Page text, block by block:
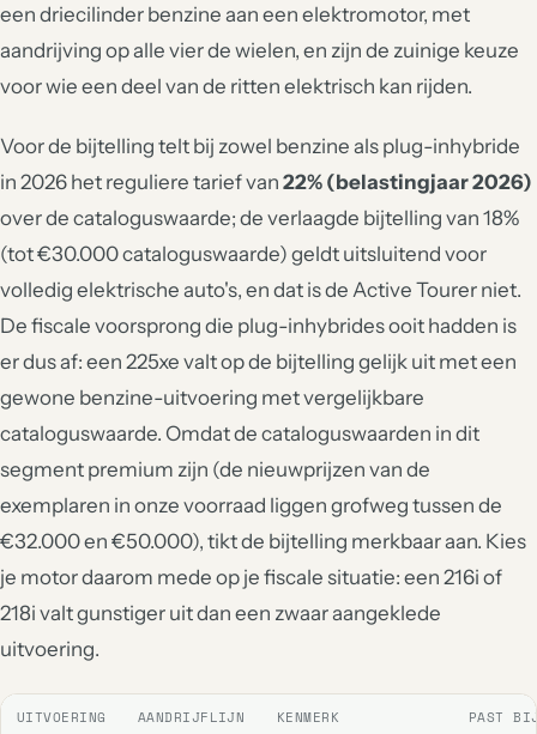
een driecilinder benzine aan een elektromotor, met
aandrijving op alle vier de wielen, en zijn de zuinige keuze
voor wie een deel van de ritten elektrisch kan rijden.
Voor de bijtelling telt bij zowel benzine als plug-inhybride
in 2026 het reguliere tarief van 22% (belastingjaar 2026)
over de cataloguswaarde; de verlaagde bijtelling van 18%
(tot €30.000 cataloguswaarde) geldt uitsluitend voor
volledig elektrische auto's, en dat is de Active Tourer niet.
De fiscale voorsprong die plug-inhybrides ooit hadden is
er dus af: een 225xe valt op de bijtelling gelijk uit met een
gewone benzine-uitvoering met vergelijkbare
cataloguswaarde. Omdat de cataloguswaarden in dit
segment premium zijn (de nieuwprijzen van de
exemplaren in onze voorraad liggen grofweg tussen de
€32.000 en €50.000), tikt de bijtelling merkbaar aan. Kies
je motor daarom mede op je fiscale situatie: een 216i of
218i valt gunstiger uit dan een zwaar aangeklede
uitvoering.
UITVOERING AANDRIJFLIJN KENMERK PAST